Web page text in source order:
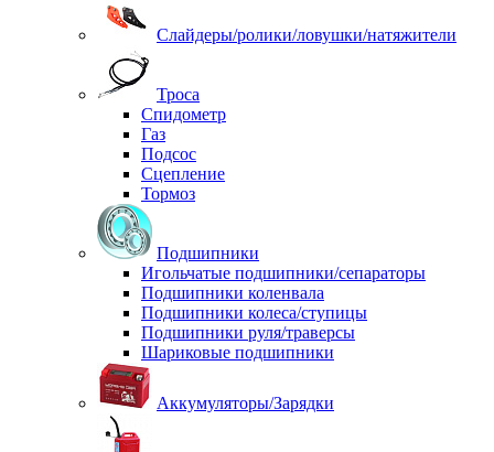
Слайдеры/ролики/ловушки/натяжители
Троса
Спидометр
Газ
Подсос
Сцепление
Тормоз
Подшипники
Игольчатые подшипники/сепараторы
Подшипники коленвала
Подшипники колеса/ступицы
Подшипники руля/траверсы
Шариковые подшипники
Аккумуляторы/Зарядки